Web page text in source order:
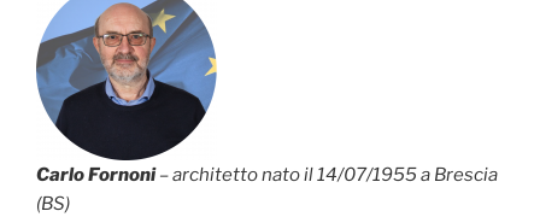
Carlo Fornoni– architetto nato il 14/07/1955 a Brescia
(BS)